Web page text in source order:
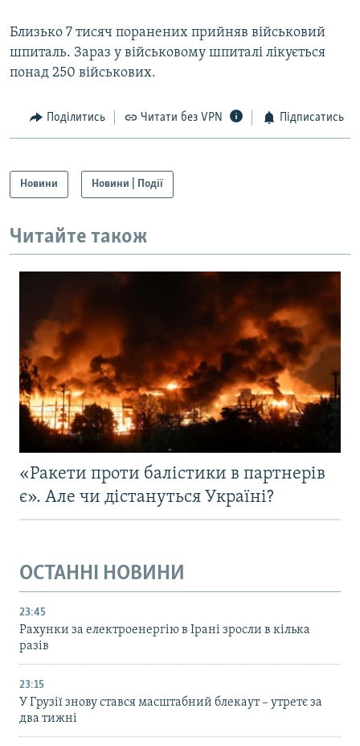
Близько 7 тисяч поранених прийняв військовий
шпиталь. Зараз у військовому шпиталі лікується
понад 250 військових.
Поділитись Читати без VPN Підписатись
Новини Новини | Події
Читайте також
«Ракети проти балістики в партнерів
є». Але чи дістануться Україні?
ОСТАННІ НОВИНИ
23:45
Рахунки за електроенергію в Ірані зросли в кілька
разів
23:15
У Грузії знову стався масштабний блекаут – утретє за
два тижні